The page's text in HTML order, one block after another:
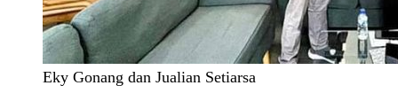
Eky Gonang dan Jualian Setiarsa